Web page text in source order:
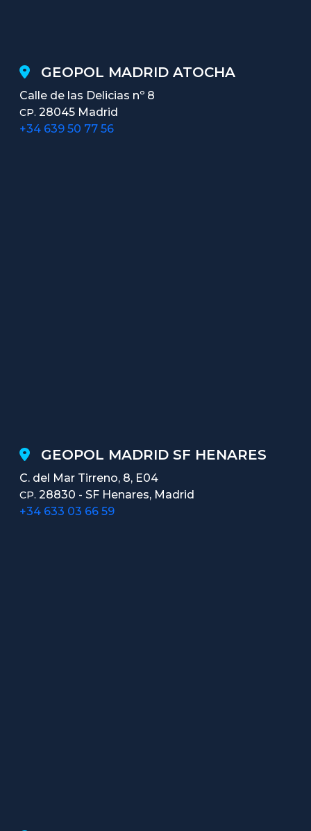
GEOPOL MADRID ATOCHA
Calle de las Delicias nº 8
CP. 28045 Madrid
+34 639 50 77 56
GEOPOL MADRID SF HENARES
C. del Mar Tirreno, 8, E04
CP. 28830 - SF Henares, Madrid
+34 633 03 66 59